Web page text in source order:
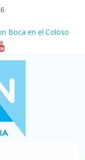
Boca en el Coloso
y consumo
por el país, un 5,9%
julio: bajó un 12,6%
Monumental
nacional